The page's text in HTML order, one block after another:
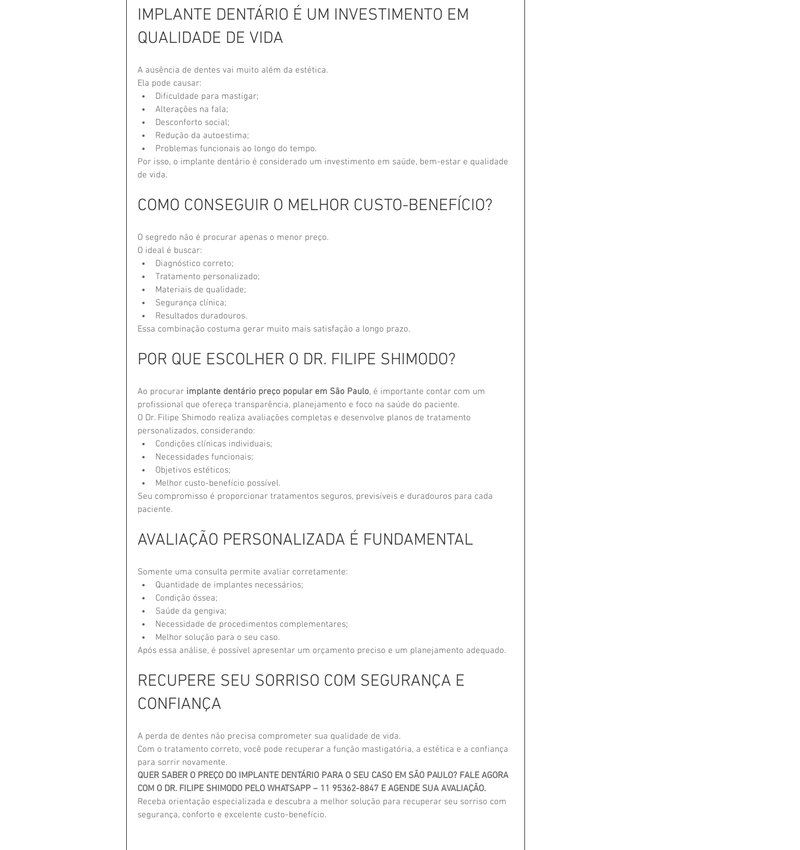
IMPLANTE DENTÁRIO É UM INVESTIMENTO EM
QUALIDADE DE VIDA
A ausência de dentes vai muito além da estética.
Ela pode causar:
Dificuldade para mastigar;
Alterações na fala;
Desconforto social;
Redução da autoestima;
Problemas funcionais ao longo do tempo.
Por isso, o implante dentário é considerado um investimento em saúde, bem-estar e qualidade
de vida.
COMO CONSEGUIR O MELHOR CUSTO-BENEFÍCIO?
O segredo não é procurar apenas o menor preço.
O ideal é buscar:
Diagnóstico correto;
Tratamento personalizado;
Materiais de qualidade;
Segurança clínica;
Resultados duradouros.
Essa combinação costuma gerar muito mais satisfação a longo prazo.
POR QUE ESCOLHER O DR. FILIPE SHIMODO?
Ao procurar implante dentário preço popular em São Paulo, é importante contar com um
profissional que ofereça transparência, planejamento e foco na saúde do paciente.
O Dr. Filipe Shimodo realiza avaliações completas e desenvolve planos de tratamento
personalizados, considerando:
Condições clínicas individuais;
Necessidades funcionais;
Objetivos estéticos;
Melhor custo-benefício possível.
Seu compromisso é proporcionar tratamentos seguros, previsíveis e duradouros para cada
paciente.
AVALIAÇÃO PERSONALIZADA É FUNDAMENTAL
Somente uma consulta permite avaliar corretamente:
Quantidade de implantes necessários;
Condição óssea;
Saúde da gengiva;
Necessidade de procedimentos complementares;
Melhor solução para o seu caso.
Após essa análise, é possível apresentar um orçamento preciso e um planejamento adequado.
RECUPERE SEU SORRISO COM SEGURANÇA E
CONFIANÇA
A perda de dentes não precisa comprometer sua qualidade de vida.
Com o tratamento correto, você pode recuperar a função mastigatória, a estética e a confiança
para sorrir novamente.
QUER SABER O PREÇO DO IMPLANTE DENTÁRIO PARA O SEU CASO EM SÃO PAULO? FALE AGORA
COM O DR. FILIPE SHIMODO PELO WHATSAPP – 11 95362-8847 E AGENDE SUA AVALIAÇÃO.
Receba orientação especializada e descubra a melhor solução para recuperar seu sorriso com
segurança, conforto e excelente custo-benefício.